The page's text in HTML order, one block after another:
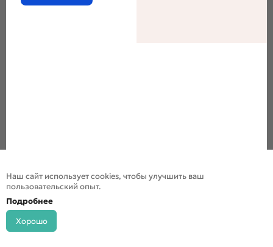
Наш сайт использует cookies, чтобы улучшить ваш
пользовательский опыт.
Подробнее
Хорошо